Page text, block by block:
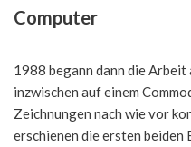
Computer
1988 begann dann die Arbeit
inzwischen auf einem
Zeichnungen nach wie vor
erschienen die ersten beiden